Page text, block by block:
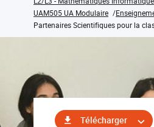
UAM505 UA Modulaire
Partenaires Scientifiques pour la
Télécharger